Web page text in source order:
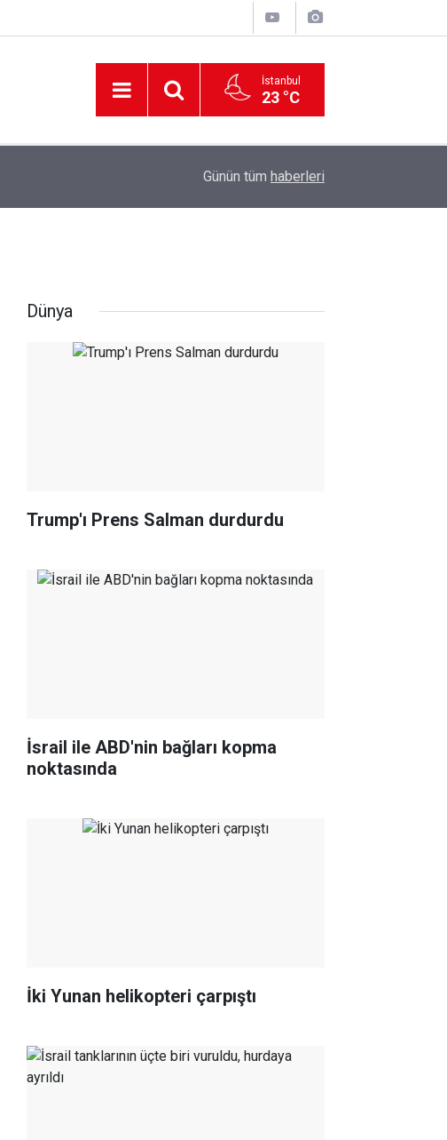
İstanbul
23 °C
İzmir 112’de Kan Donduran İddialar!
Günün tüm haberleri
Dünya
Trump'ı Prens Salman durdurdu
İsrail ile ABD'nin bağları kopma
noktasında
İki Yunan helikopteri çarpıştı